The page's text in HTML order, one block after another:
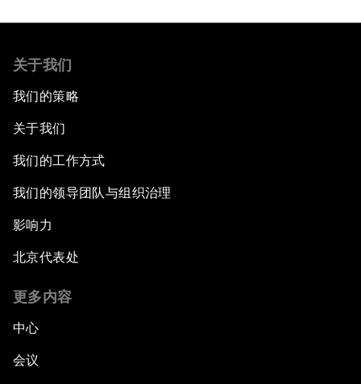
关于我们
我们的策略
关于我们
我们的工作方式
我们的领导团队与组织治理
影响力
北京代表处
更多内容
中心
会议